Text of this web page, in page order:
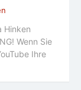
Hinken
Wenn Sie
Ihre